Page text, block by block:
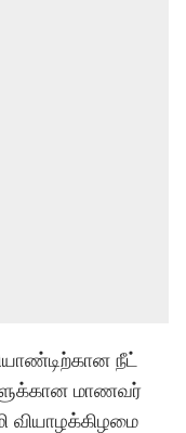
நீட்
மாணவர்
வியாழக்கிழமை